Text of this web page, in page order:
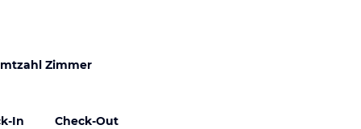
Zimmer
In
Check-Out